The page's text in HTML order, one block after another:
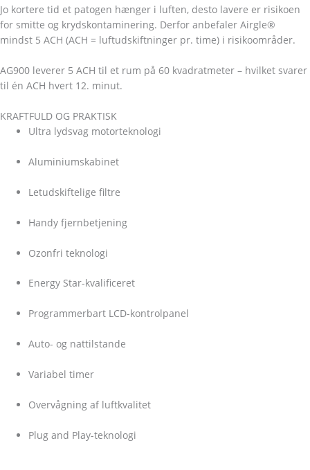
Jo kortere tid et patogen hænger i luften, desto lavere er risikoen
for smitte og krydskontaminering. Derfor anbefaler Airgle®
mindst 5 ACH (ACH = luftudskiftninger pr. time) i risikoområder.
AG900 leverer 5 ACH til et rum på 60 kvadratmeter – hvilket svarer
til én ACH hvert 12. minut.
KRAFTFULD OG PRAKTISK
Ultra lydsvag motorteknologi
Aluminiumskabinet
Letudskiftelige filtre
Handy fjernbetjening
Ozonfri teknologi
Energy Star-kvalificeret
Programmerbart LCD-kontrolpanel
Auto- og nattilstande
Variabel timer
Overvågning af luftkvalitet
Plug and Play-teknologi